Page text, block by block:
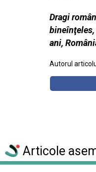
Dragi
ani,
Autorul
Articole